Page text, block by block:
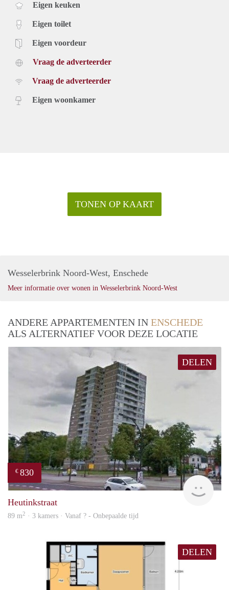
Eigen keuken
Eigen toilet
Eigen voordeur
Vraag de adverteerder
Vraag de adverteerder
Eigen woonkamer
TONEN OP KAART
Wesselerbrink Noord-West, Enschede
Meer informatie over wonen in Wesselerbrink Noord-West
ANDERE APPARTEMENTEN IN ENSCHEDE
ALS ALTERNATIEF VOOR DEZE LOCATIE
DELEN
€ 830
Heutinkstraat
89 m2 · 3 kamers · Vanaf ? - Onbepaalde tijd
DELEN